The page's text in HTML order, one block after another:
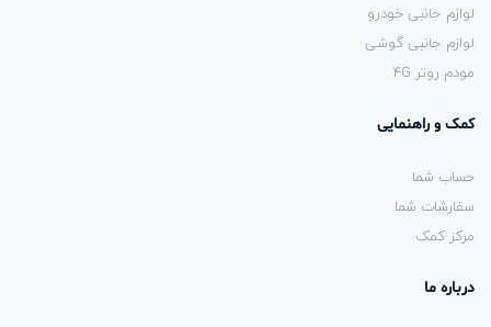
لوازم جانبی خودرو
لوازم جانبی گوشی
مودم روتر 4G
کمک و راهنمایی
حساب شما
سفارشات شما
مرکز کمک
درباره ما